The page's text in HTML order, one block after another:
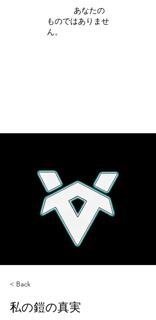
あなたの
ものではありませ
ん。
< Back
私の鎧の真実